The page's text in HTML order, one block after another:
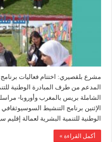
مشرع بلقصيري: اختتام فعاليات
المدعم من طرف المبادرة الوطنية
الشاملة بريس بالمغرب وأوروبا-
الإثنين برنامج التنشيط
الوطنية للتنمية البشرية لعمالة
أكمل القراءة »